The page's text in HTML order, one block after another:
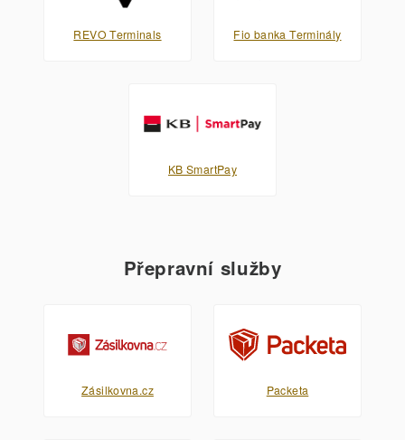
REVO Terminals Fio banka Terminály
KB SmartPay
Přepravní služby
Zásilkovna.cz Packeta